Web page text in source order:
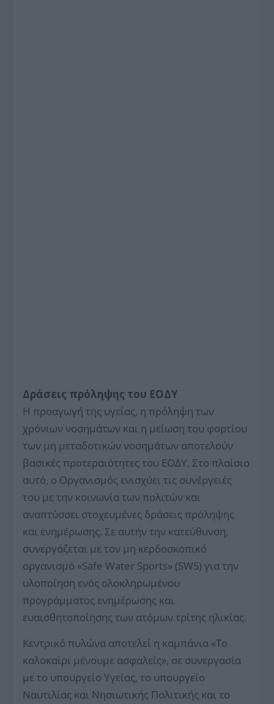
Δράσεις πρόληψης του ΕΟΔΥ
Η προαγωγή της υγείας, η πρόληψη των
χρόνιων νοσημάτων και η μείωση του φορτίου
των μη μεταδοτικών νοσημάτων αποτελούν
βασικές προτεραιότητες του ΕΟΔΥ. Στο πλαίσιο
αυτό, ο Οργανισμός ενισχύει τις συνέργειές
του με την κοινωνία των πολιτών και
αναπτύσσει στοχευμένες δράσεις πρόληψης
και ενημέρωσης. Σε αυτήν την κατεύθυνση,
συνεργάζεται με τον μη κερδοσκοπικό
οργανισμό «Safe Water Sports» (SWS) για την
υλοποίηση ενός ολοκληρωμένου
προγράμματος ενημέρωσης και
ευαισθητοποίησης των ατόμων τρίτης ηλικίας.
Κεντρικό πυλώνα αποτελεί η καμπάνια «Το
καλοκαίρι μένουμε ασφαλείς», σε συνεργασία
με το υπουργείο Υγείας, το υπουργείο
Ναυτιλίας και Νησιωτικής Πολιτικής και το